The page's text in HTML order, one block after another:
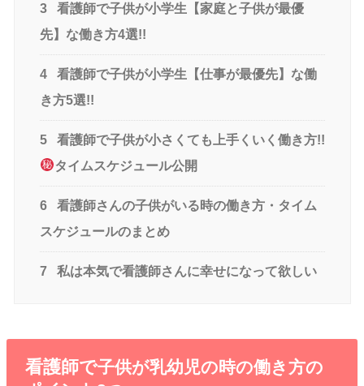
3
看護師で子供が小学生【家庭と子供が最優
先】な働き方4選!!
4
看護師で子供が小学生【仕事が最優先】な働
き方5選!!
5
看護師で子供が小さくても上手くいく働き方!!
タイムスケジュール公開
6
看護師さんの子供がいる時の働き方・タイム
スケジュールのまとめ
7 私は本気で看護師さんに幸せになって欲しい
看護師で子供が乳幼児の時の働き方の